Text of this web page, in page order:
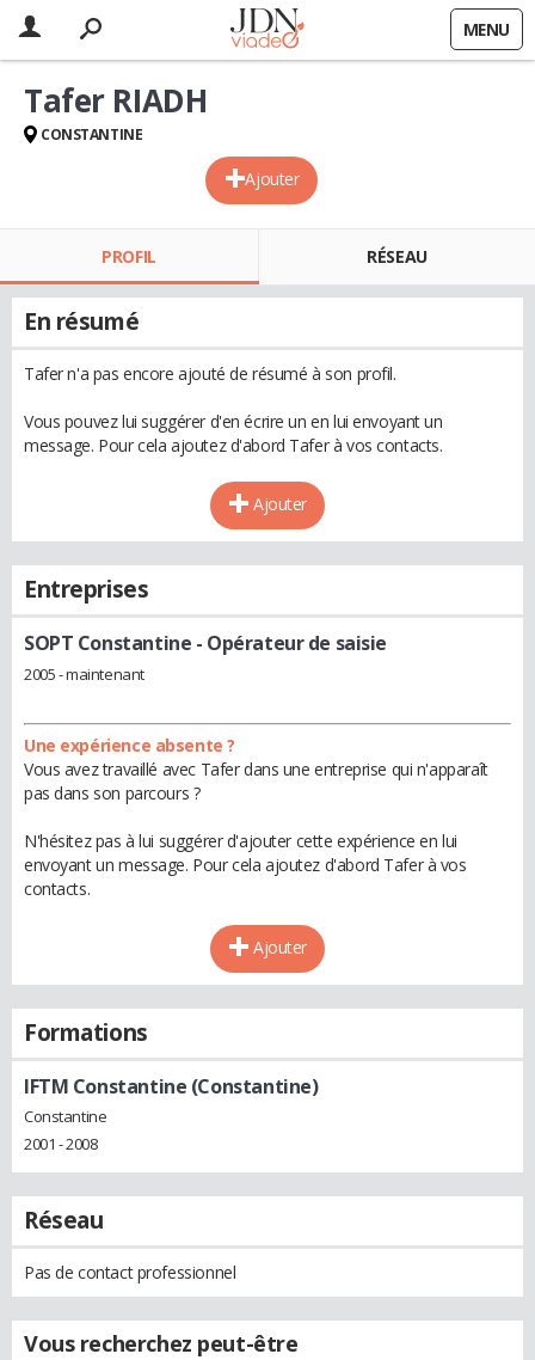
MENU
Ajouter
Tafer RIADH
CONSTANTINE
PROFIL RÉSEAU
En résumé
Tafer n'a pas encore ajouté de résumé à son profil.
Vous pouvez lui suggérer d'en écrire un en lui envoyant un
message. Pour cela ajoutez d'abord Tafer à vos contacts.
Ajouter
Entreprises
SOPT Constantine - Opérateur de saisie
2005 - maintenant
Une expérience absente ?
Vous avez travaillé avec Tafer dans une entreprise qui n'apparaît
pas dans son parcours ?
N'hésitez pas à lui suggérer d'ajouter cette expérience en lui
envoyant un message. Pour cela ajoutez d'abord Tafer à vos
contacts.
Ajouter
Formations
IFTM Constantine (Constantine)
Constantine
2001 - 2008
Réseau
Pas de contact professionnel
Vous recherchez peut-être